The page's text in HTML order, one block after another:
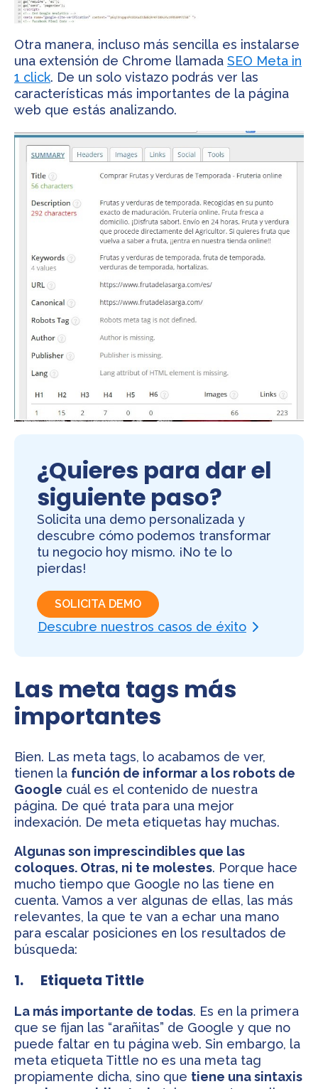
Otra manera, incluso más sencilla es instalarse
una extensión de Chrome llamada SEO Meta in
1 click. De un solo vistazo podrás ver las
características más importantes de la página
web que estás analizando.
¿Quieres para dar el
siguiente paso?
Solicita una demo personalizada y
descubre cómo podemos transformar
tu negocio hoy mismo. ¡No te lo
pierdas!
SOLICITA DEMO
Descubre nuestros casos de éxito
Las meta tags más
importantes
Bien. Las meta tags, lo acabamos de ver,
tienen la función de informar a los robots de
Google cuál es el contenido de nuestra
página. De qué trata para una mejor
indexación. De meta etiquetas hay muchas.
Algunas son imprescindibles que las
coloques. Otras, ni te molestes. Porque hace
mucho tiempo que Google no las tiene en
cuenta. Vamos a ver algunas de ellas, las más
relevantes, la que te van a echar una mano
para escalar posiciones en los resultados de
búsqueda:
1. Etiqueta Tittle
La más importante de todas. Es en la primera
que se fijan las “arañitas” de Google y que no
puede faltar en tu página web. Sin embargo, la
meta etiqueta Tittle no es una meta tag
propiamente dicha, sino que tiene una sintaxis